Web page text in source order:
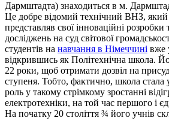
Дармштадта) знаходиться в м.
Це добре відомий технічний ВНЗ, який
представляв свої інноваційні розробки
досліджень на суд світової
студентів на навчання в Німеччині вже
відкрившись як Політехнічна школа.
22 роки, щоб отримати дозвіл на
ступеня. Тобто, фактично, школа стала
роль у такому стрімкому зростанні
електротехніки, на той час першого і
На початку 20 століття ¾ його учнів